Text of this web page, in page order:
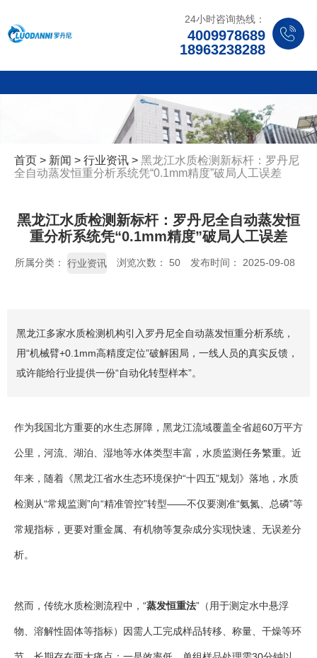
24小时咨询热线：
4009978689
18963238288
首页 > 新闻 > 行业资讯 > 黑龙江水质检测新标杆：罗丹尼
全自动蒸发恒重分析系统凭“0.1mm精度”破局人工误差
黑龙江水质检测新标杆：罗丹尼全自动蒸发恒
重分析系统凭“0.1mm精度”破局人工误差
所属分类： 行业资讯 浏览次数： 50 发布时间： 2025-09-08
黑龙江多家水质检测机构引入罗丹尼全自动蒸发恒重分析系统，
用“机械臂+0.1mm高精度定位”破解困局，一线人员的真实反馈，
或许能给行业提供一份“自动化转型样本”。
作为我国北方重要的水生态屏障，黑龙江流域覆盖全省超60万平方
公里，河流、湖泊、湿地等水体类型丰富，水质监测任务繁重。近
年来，随着《黑龙江省水生态环境保护“十四五”规划》落地，水质
检测从“常规监测”向“精准管控”转型——不仅要测准“氨氮、总磷”等
常规指标，更要对重金属、有机物等复杂成分实现快速、无误差分
析。
然而，传统水质检测流程中，“蒸发恒重法”（用于测定水中悬浮
物、溶解性固体等指标）因需人工完成样品转移、称量、干燥等环